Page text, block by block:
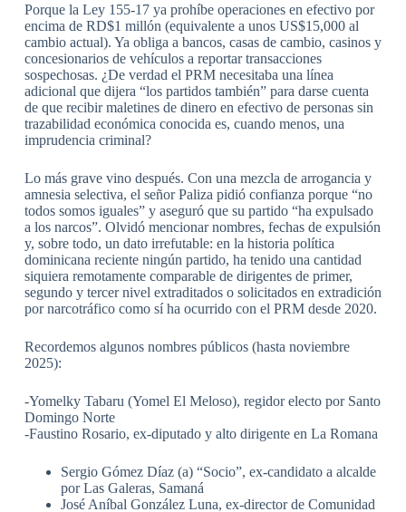
Porque la Ley 155-17 ya prohíbe operaciones en efectivo por
encima de RD$1 millón (equivalente a unos US$15,000 al
cambio actual). Ya obliga a bancos, casas de cambio, casinos y
concesionarios de vehículos a reportar transacciones
sospechosas. ¿De verdad el PRM necesitaba una línea
adicional que dijera “los partidos también” para darse cuenta
de que recibir maletines de dinero en efectivo de personas sin
trazabilidad económica conocida es, cuando menos, una
imprudencia criminal?
Lo más grave vino después. Con una mezcla de arrogancia y
amnesia selectiva, el señor Paliza pidió confianza porque “no
todos somos iguales” y aseguró que su partido “ha expulsado
a los narcos”. Olvidó mencionar nombres, fechas de expulsión
y, sobre todo, un dato irrefutable: en la historia política
dominicana reciente ningún partido, ha tenido una cantidad
siquiera remotamente comparable de dirigentes de primer,
segundo y tercer nivel extraditados o solicitados en extradición
por narcotráfico como sí ha ocurrido con el PRM desde 2020.
Recordemos algunos nombres públicos (hasta noviembre
2025):
-Yomelky Tabaru (Yomel El Meloso), regidor electo por Santo
Domingo Norte
-Faustino Rosario, ex-diputado y alto dirigente en La Romana
Sergio Gómez Díaz (a) “Socio”, ex-candidato a alcalde
por Las Galeras, Samaná
José Aníbal González Luna, ex-director de Comunidad